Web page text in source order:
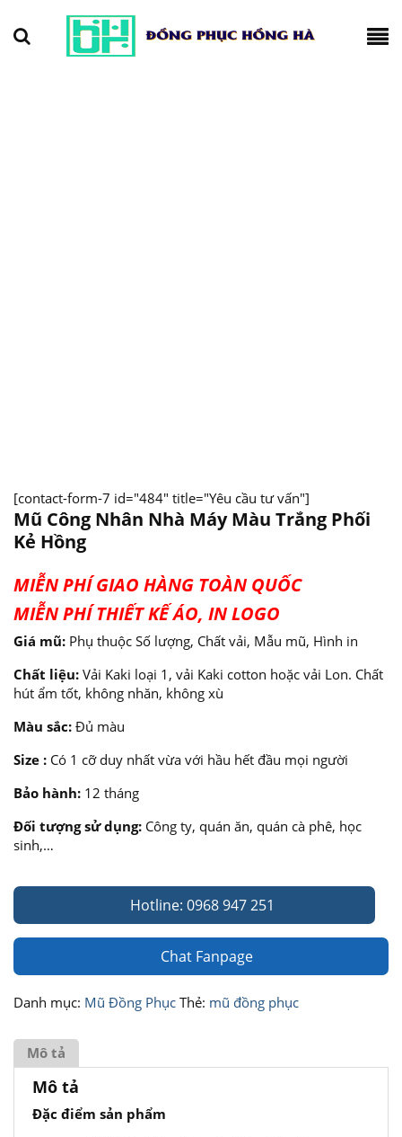
[contact-form-7 id="484" title="Yêu cầu tư vấn"]
Mũ Công Nhân Nhà Máy Màu Trắng Phối
Kẻ Hồng
MIỄN PHÍ GIAO HÀNG TOÀN QUỐC
MIỄN PHÍ THIẾT KẾ ÁO, IN LOGO
Giá mũ: Phụ thuộc Số lượng, Chất vải, Mẫu mũ, Hình in
Chất liệu: Vải Kaki loại 1, vải Kaki cotton hoặc vải Lon. Chất
hút ẩm tốt, không nhăn, không xù
Màu sắc: Đủ màu
Size : Có 1 cỡ duy nhất vừa với hầu hết đầu mọi người
Bảo hành: 12 tháng
Đối tượng sử dụng: Công ty, quán ăn, quán cà phê, học
sinh,…
Hotline: 0968 947 251
Chat Fanpage
Danh mục: Mũ Đồng Phục Thẻ: mũ đồng phục
Mô tả
Mô tả
Đặc điểm sản phẩm